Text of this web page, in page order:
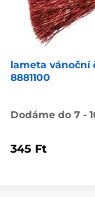
lameta vánoční
8881100
Dodáme do 7 -
345 Ft